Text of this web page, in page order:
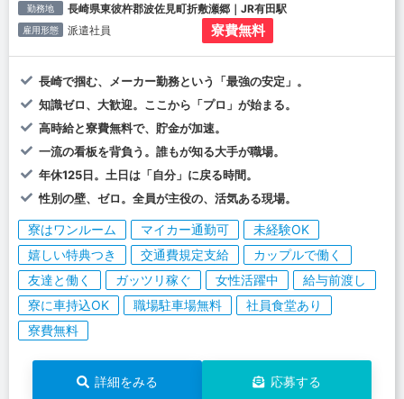
勤務地 長崎県東彼杵郡波佐見町折敷瀬郷｜JR有田駅
雇用形態 派遣社員 寮費無料
長崎で掴む、メーカー勤務という「最強の安定」。
知識ゼロ、大歓迎。ここから「プロ」が始まる。
高時給と寮費無料で、貯金が加速。
一流の看板を背負う。誰もが知る大手が職場。
年休125日。土日は「自分」に戻る時間。
性別の壁、ゼロ。全員が主役の、活気ある現場。
寮はワンルーム マイカー通勤可
未経験OK
嬉しい特典つき
交通費規定支給
カップルで働く
友達と働く
ガッツリ稼ぐ 女性活躍中
給与前渡し
寮に車持込OK
職場駐車場無料
社員食堂あり
寮費無料
詳細をみる 応募する